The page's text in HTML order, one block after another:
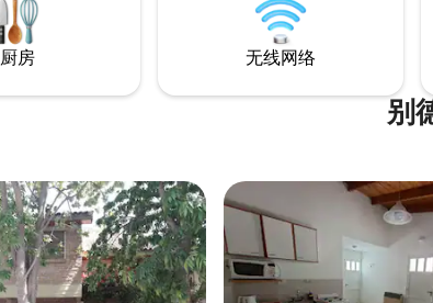
厨房 无线网络
别